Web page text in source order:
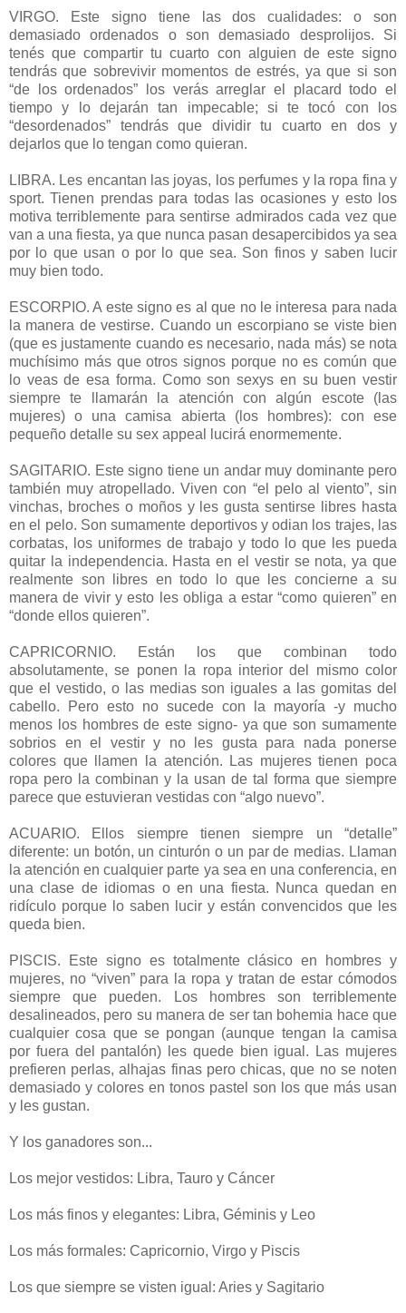
VIRGO. Este signo tiene las dos cualidades: o son
demasiado ordenados o son demasiado desprolijos. Si
tenés que compartir tu cuarto con alguien de este signo
tendrás que sobrevivir momentos de estrés, ya que si son
“de los ordenados” los verás arreglar el placard todo el
tiempo y lo dejarán tan impecable; si te tocó con los
“desordenados” tendrás que dividir tu cuarto en dos y
dejarlos que lo tengan como quieran.
LIBRA. Les encantan las joyas, los perfumes y la ropa fina y
sport. Tienen prendas para todas las ocasiones y esto los
motiva terriblemente para sentirse admirados cada vez que
van a una fiesta, ya que nunca pasan desapercibidos ya sea
por lo que usan o por lo que sea. Son finos y saben lucir
muy bien todo.
ESCORPIO. A este signo es al que no le interesa para nada
la manera de vestirse. Cuando un escorpiano se viste bien
(que es justamente cuando es necesario, nada más) se nota
muchísimo más que otros signos porque no es común que
lo veas de esa forma. Como son sexys en su buen vestir
siempre te llamarán la atención con algún escote (las
mujeres) o una camisa abierta (los hombres): con ese
pequeño detalle su sex appeal lucirá enormemente.
SAGITARIO. Este signo tiene un andar muy dominante pero
también muy atropellado. Viven con “el pelo al viento”, sin
vinchas, broches o moños y les gusta sentirse libres hasta
en el pelo. Son sumamente deportivos y odian los trajes, las
corbatas, los uniformes de trabajo y todo lo que les pueda
quitar la independencia. Hasta en el vestir se nota, ya que
realmente son libres en todo lo que les concierne a su
manera de vivir y esto les obliga a estar “como quieren” en
“donde ellos quieren”.
CAPRICORNIO. Están los que combinan todo
absolutamente, se ponen la ropa interior del mismo color
que el vestido, o las medias son iguales a las gomitas del
cabello. Pero esto no sucede con la mayoría -y mucho
menos los hombres de este signo- ya que son sumamente
sobrios en el vestir y no les gusta para nada ponerse
colores que llamen la atención. Las mujeres tienen poca
ropa pero la combinan y la usan de tal forma que siempre
parece que estuvieran vestidas con “algo nuevo”.
ACUARIO. Ellos siempre tienen siempre un “detalle”
diferente: un botón, un cinturón o un par de medias. Llaman
la atención en cualquier parte ya sea en una conferencia, en
una clase de idiomas o en una fiesta. Nunca quedan en
ridículo porque lo saben lucir y están convencidos que les
queda bien.
PISCIS. Este signo es totalmente clásico en hombres y
mujeres, no “viven” para la ropa y tratan de estar cómodos
siempre que pueden. Los hombres son terriblemente
desalineados, pero su manera de ser tan bohemia hace que
cualquier cosa que se pongan (aunque tengan la camisa
por fuera del pantalón) les quede bien igual. Las mujeres
prefieren perlas, alhajas finas pero chicas, que no se noten
demasiado y colores en tonos pastel son los que más usan
y les gustan.
Y los ganadores son...
Los mejor vestidos: Libra, Tauro y Cáncer
Los más finos y elegantes: Libra, Géminis y Leo
Los más formales: Capricornio, Virgo y Piscis
Los que siempre se visten igual: Aries y Sagitario